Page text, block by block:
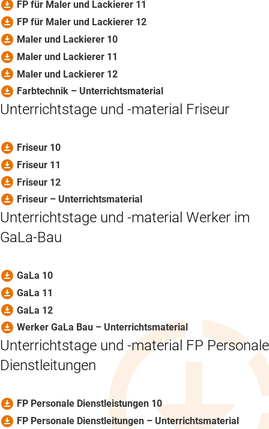
download_for_offline FP für Maler und Lackierer 11
download_for_offline FP für Maler und Lackierer 12
download_for_offline Maler und Lackierer 10
download_for_offline Maler und Lackierer 11
download_for_offline Maler und Lackierer 12
download_for_offline Farbtechnik – Unterrichtsmaterial
Unterrichtstage und -material Friseur
download_for_offline Friseur 10
download_for_offline Friseur 11
download_for_offline Friseur 12
download_for_offline Friseur – Unterrichtsmaterial
Unterrichtstage und -material Werker im
GaLa-Bau
download_for_offline GaLa 10
download_for_offline GaLa 11
download_for_offline GaLa 12
download_for_offline Werker GaLa Bau – Unterrichtsmaterial
Unterrichtstage und -material FP Personale
Dienstleitungen
download_for_offline FP Personale Dienstleistungen 10
download_for_offline FP Personale Dienstleitungen – Unterrichtsmaterial